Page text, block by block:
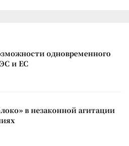
одновременного
и ЕС
в незаконной агитации